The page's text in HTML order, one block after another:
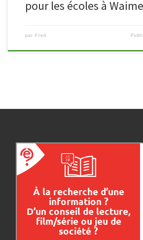
pour les écoles à
par Fred